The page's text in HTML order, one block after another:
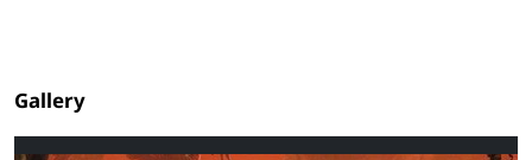
Gallery